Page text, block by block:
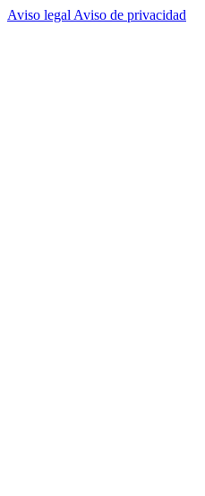
Aviso legal Aviso de privacidad